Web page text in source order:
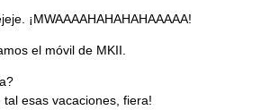
¡MWAAAAHAHAHAHAAAAA!
el móvil de MKII.
tal esas vacaciones, fiera!